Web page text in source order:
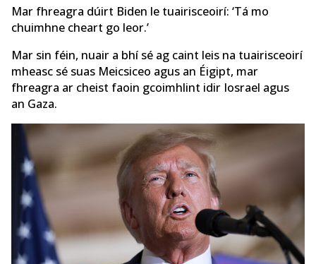
Mar fhreagra dúirt Biden le tuairisceoirí: ‘Tá mo
chuimhne cheart go leor.’
Mar sin féin, nuair a bhí sé ag caint leis na tuairisceoirí
mheasc sé suas Meicsiceo agus an Éigipt, mar
fhreagra ar cheist faoin gcoimhlint idir Iosrael agus
an Gaza.